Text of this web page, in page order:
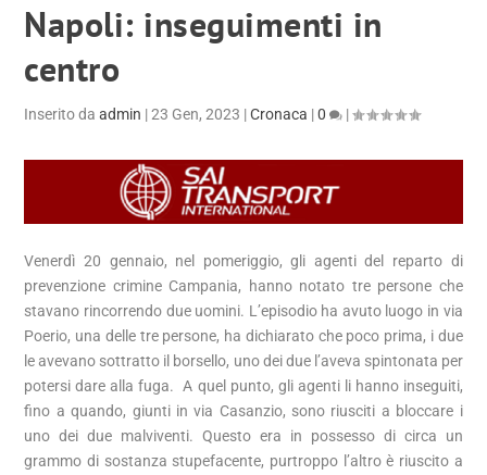
Napoli: inseguimenti in
centro
Inserito daadmin |23 Gen, 2023 |Cronaca |0 |
Venerdì 20 gennaio, nel pomeriggio, gli agenti del reparto di
prevenzione crimine Campania, hanno notato tre persone che
stavano rincorrendo due uomini. L’episodio ha avuto luogo in via
Poerio, una delle tre persone, ha dichiarato che poco prima, i due
le avevano sottratto il borsello, uno dei due l’aveva spintonata per
potersi dare alla fuga. A quel punto, gli agenti li hanno inseguiti,
fino a quando, giunti in via Casanzio, sono riusciti a bloccare i
uno dei due malviventi. Questo era in possesso di circa un
grammo di sostanza stupefacente, purtroppo l’altro è riuscito a